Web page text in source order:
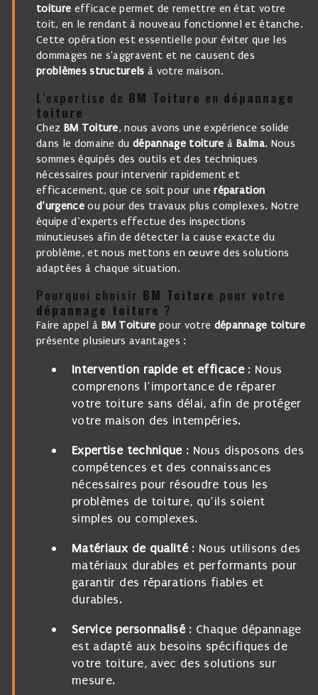
toiture efficace permet de remettre en état votre
toit, en le rendant à nouveau fonctionnel et étanche.
Cette opération est essentielle pour éviter que les
dommages ne s'aggravent et ne causent des
problèmes structurels à votre maison.
L'expertise de BM Toiture en dépannage
toiture
Chez BM Toiture, nous avons une expérience solide
dans le domaine dudépannage toiture à Balma. Nous
sommes équipés des outils et des techniques
nécessaires pour intervenir rapidement et
efficacement, que ce soit pour uneréparation
d’urgenceou pour des travaux plus complexes. Notre
équipe d’experts effectue des inspections
minutieuses afin de détecter la cause exacte du
problème, et nous mettons en œuvre des solutions
adaptées à chaque situation.
Pourquoi choisir BM Toiture pour votre
dépannage toiture ?
Faire appel à BM Toiture pour votre dépannage toiture
présente plusieurs avantages :
Intervention rapide et efficace: Nous
comprenons l’importance de réparer
votre toiture sans délai, afin de protéger
votre maison des intempéries.
Expertise technique: Nous disposons des
compétences et des connaissances
nécessaires pour résoudre tous les
problèmes de toiture, qu’ils soient
simples ou complexes.
Matériaux de qualité: Nous utilisons des
matériaux durables et performants pour
garantir des réparations fiables et
durables.
Service personnalisé: Chaque dépannage
est adapté aux besoins spécifiques de
votre toiture, avec des solutions sur
mesure.